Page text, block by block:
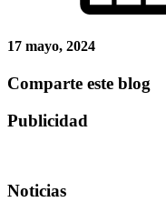
17 mayo, 2024
Comparte este blog
Publicidad
Noticias